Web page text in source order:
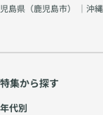
児島県（鹿児島市） ｜沖
特集から探す
年代別